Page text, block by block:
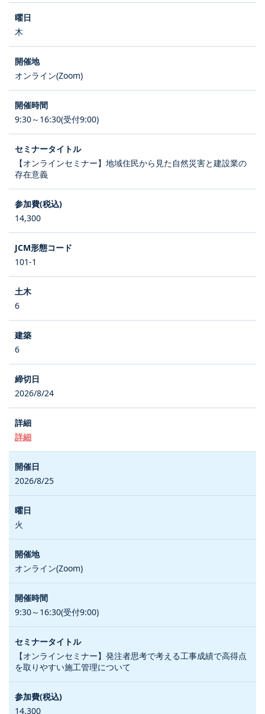
木
オンライン(Zoom)
9:30～16:30(受付9:00)
【オンラインセミナー】地域住民から見た自然災害と建設業の
存在意義
14,300
101-1
6
6
2026/8/24
詳細
2026/8/25
火
オンライン(Zoom)
9:30～16:30(受付9:00)
【オンラインセミナー】発注者思考で考える工事成績で高得点
を取りやすい施工管理について
14,300